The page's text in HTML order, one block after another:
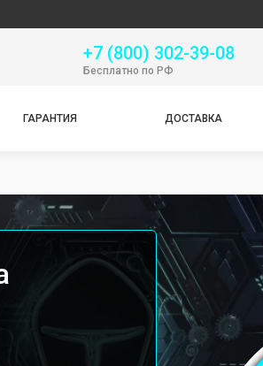
+7 (800) 302-39-08
Бесплатно по РФ
ГАРАНТИЯ ДОСТАВКА